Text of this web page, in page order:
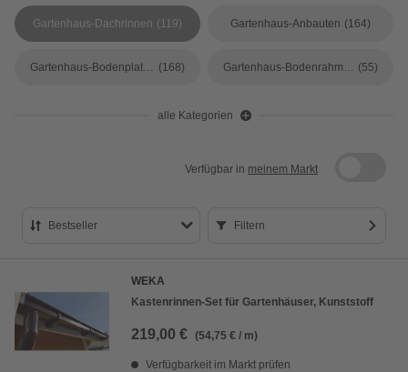
Gartenhaus-Dachrinnen (119) Gartenhaus-Anbauten (164)
Gartenhaus-Bodenplatten (168) Gartenhaus-Bodenrahmen (55)
alle Kategorien
Verfügbar in meinem Markt
Bestseller
Preis aufsteigend
Preis absteigend
Filtern
WEKA
Kastenrinnen-Set für Gartenhäuser, Kunststoff
219,00 € (54,75 € / m)
Verfügbarkeit im Markt prüfen